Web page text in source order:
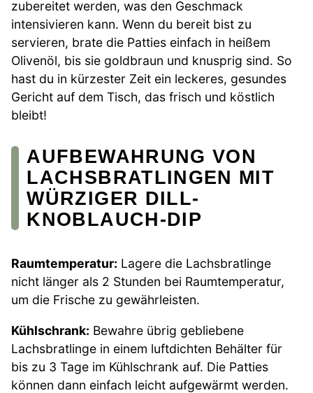
zubereitet werden, was den Geschmack
intensivieren kann. Wenn du bereit bist zu
servieren, brate die Patties einfach in heißem
Olivenöl, bis sie goldbraun und knusprig sind. So
hast du in kürzester Zeit ein leckeres, gesundes
Gericht auf dem Tisch, das frisch und köstlich
bleibt!
AUFBEWAHRUNG VON
LACHSBRATLINGEN MIT
WÜRZIGER DILL-
KNOBLAUCH-DIP
Raumtemperatur: Lagere die Lachsbratlinge
nicht länger als 2 Stunden bei Raumtemperatur,
um die Frische zu gewährleisten.
Kühlschrank: Bewahre übrig gebliebene
Lachsbratlinge in einem luftdichten Behälter für
bis zu 3 Tage im Kühlschrank auf. Die Patties
können dann einfach leicht aufgewärmt werden.